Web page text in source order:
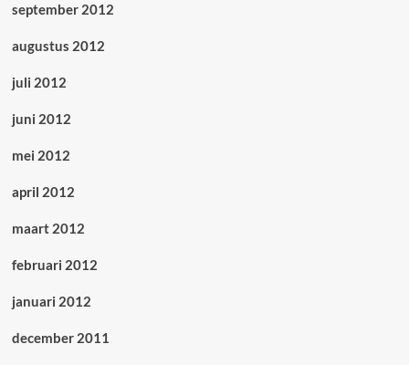
september 2012
augustus 2012
juli 2012
juni 2012
mei 2012
april 2012
maart 2012
februari 2012
januari 2012
december 2011